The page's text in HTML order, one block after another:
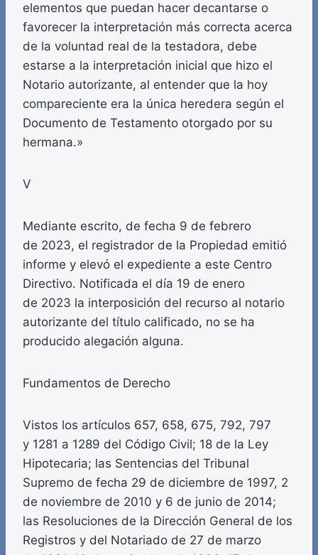
elementos que puedan hacer decantarse o
favorecer la interpretación más correcta acerca
de la voluntad real de la testadora, debe
estarse a la interpretación inicial que hizo el
Notario autorizante, al entender que la hoy
compareciente era la única heredera según el
Documento de Testamento otorgado por su
hermana.»
V
Mediante escrito, de fecha 9 de febrero
de 2023, el registrador de la Propiedad emitió
informe y elevó el expediente a este Centro
Directivo. Notificada el día 19 de enero
de 2023 la interposición del recurso al notario
autorizante del título calificado, no se ha
producido alegación alguna.
Fundamentos de Derecho
Vistos los artículos 657, 658, 675, 792, 797
y 1281 a 1289 del Código Civil; 18 de la Ley
Hipotecaria; las Sentencias del Tribunal
Supremo de fecha 29 de diciembre de 1997, 2
de noviembre de 2010 y 6 de junio de 2014;
las Resoluciones de la Dirección General de los
Registros y del Notariado de 27 de marzo